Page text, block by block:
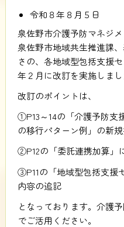
令和８年８月５日
泉佐野市介護予防マネジ
泉佐野市地域共生推進課
さの、各地域型包括支援
年２月に改訂を実施しまし
改訂のポイントは、
①P13～14の「介護予防支
の移行パターン例」の新
②P12の「委託連携加算」
③P11の「地域型包括支援
内容の追記
となっております。介護
でご活用ください。